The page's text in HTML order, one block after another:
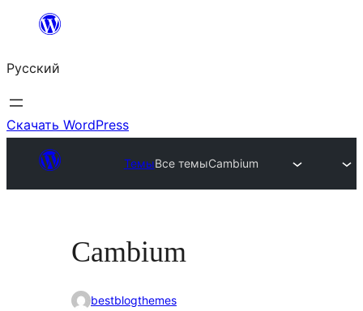
Перейти
содержимому
Русский
Скачать WordPress
ТемыВсе темыCambium
Cambium
bestblogthemes